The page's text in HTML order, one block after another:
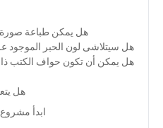
هل يمكن طباعة
هل سيتلاشى لون الحبر الموجود
هل يمكن أن تكون حواف الكتب
هل
ابدأ